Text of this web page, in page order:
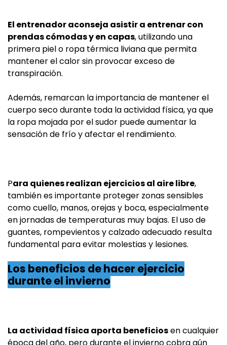
El entrenador aconseja asistir a entrenar con
prendas cómodas y en capas, utilizando una
primera piel o ropa térmica liviana que permita
mantener el calor sin provocar exceso de
transpiración.
Además, remarcan la importancia de mantener el
cuerpo seco durante toda la actividad física, ya que
la ropa mojada por el sudor puede aumentar la
sensación de frío y afectar el rendimiento.
Para quienes realizan ejercicios al aire libre,
también es importante proteger zonas sensibles
como cuello, manos, orejas y boca, especialmente
en jornadas de temperaturas muy bajas. El uso de
guantes, rompevientos y calzado adecuado resulta
fundamental para evitar molestias y lesiones.
Los beneficios de hacer ejercicio
durante el invierno
La actividad física aporta beneficiosen cualquier